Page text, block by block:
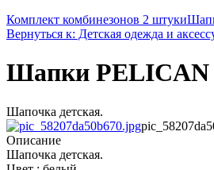
Комплект комбинезонов 2 штуки
Вернуться к: Детская одежда и
Шапки PELICAN
Шапочка детская.
Описание
Шапочка детская.